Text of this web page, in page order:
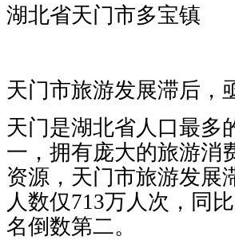
湖北省天门市多宝镇
天门市旅游发展滞后，
天门是湖北省人口最多
一，拥有庞大的旅游消
资源，天门市旅游发展
人数仅713万人次，同
名倒数第二。